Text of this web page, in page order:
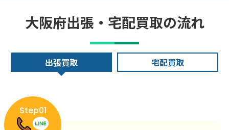
大阪府出張・宅配買取の流れ
出張買取 宅配買取
Step01